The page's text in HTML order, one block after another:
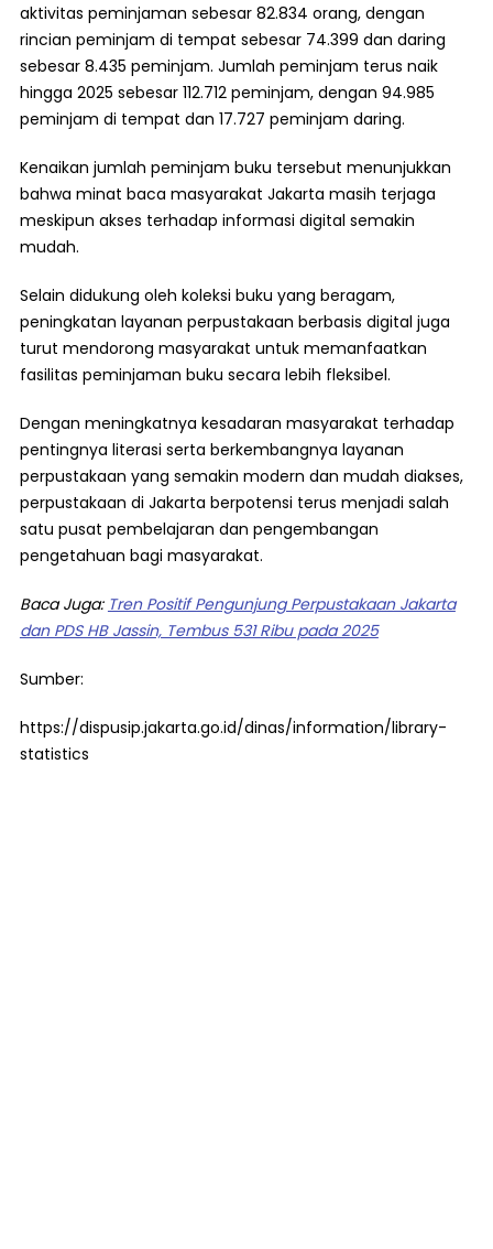
aktivitas peminjaman sebesar 82.834 orang, dengan
rincian peminjam di tempat sebesar 74.399 dan daring
sebesar 8.435 peminjam. Jumlah peminjam terus naik
hingga 2025 sebesar 112.712 peminjam, dengan 94.985
peminjam di tempat dan 17.727 peminjam daring.
Kenaikan jumlah peminjam buku tersebut menunjukkan
bahwa minat baca masyarakat Jakarta masih terjaga
meskipun akses terhadap informasi digital semakin
mudah.
Selain didukung oleh koleksi buku yang beragam,
peningkatan layanan perpustakaan berbasis digital juga
turut mendorong masyarakat untuk memanfaatkan
fasilitas peminjaman buku secara lebih fleksibel.
Dengan meningkatnya kesadaran masyarakat terhadap
pentingnya literasi serta berkembangnya layanan
perpustakaan yang semakin modern dan mudah diakses,
perpustakaan di Jakarta berpotensi terus menjadi salah
satu pusat pembelajaran dan pengembangan
pengetahuan bagi masyarakat.
Baca Juga: Tren Positif Pengunjung Perpustakaan Jakarta
dan PDS HB Jassin, Tembus 531 Ribu pada 2025
Sumber:
https://dispusip.jakarta.go.id/dinas/information/library-
statistics